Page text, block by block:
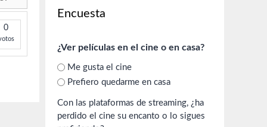
0
Encuesta
¿Ver películas en el cine o en casa?
Me gusta el cine
Prefiero quedarme en casa
Con las plataformas de streaming, ¿ha
perdido el cine su encanto o lo sigues